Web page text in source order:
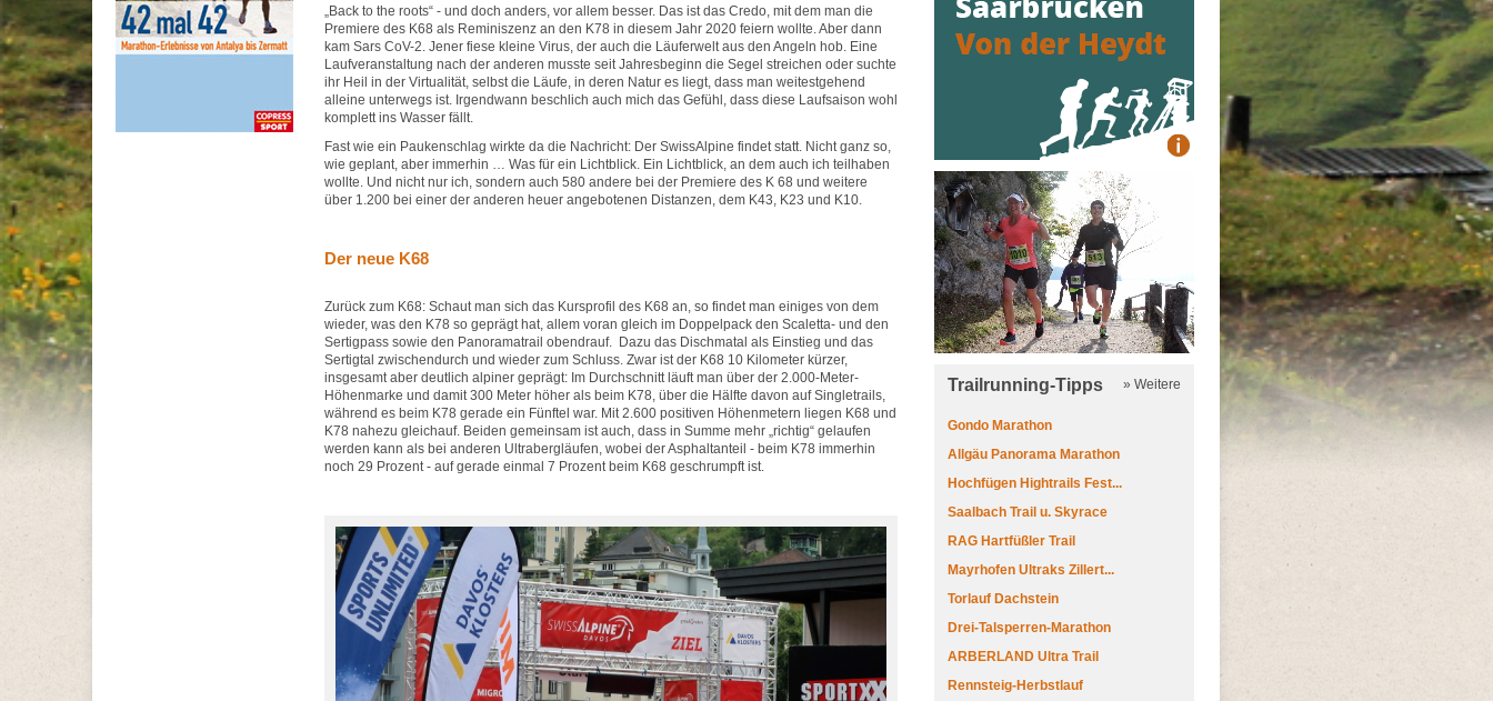
„Back to the roots“ - und doch anders, vor allem besser. Das ist das Credo, mit dem man die
Premiere des K68 als Reminiszenz an den K78 in diesem Jahr 2020 feiern wollte. Aber dann
kam Sars CoV-2. Jener fiese kleine Virus, der auch die Läuferwelt aus den Angeln hob. Eine
Laufveranstaltung nach der anderen musste seit Jahresbeginn die Segel streichen oder suchte
ihr Heil in der Virtualität, selbst die Läufe, in deren Natur es liegt, dass man weitestgehend
alleine unterwegs ist. Irgendwann beschlich auch mich das Gefühl, dass diese Laufsaison wohl
komplett ins Wasser fällt.
Fast wie ein Paukenschlag wirkte da die Nachricht: Der SwissAlpine findet statt. Nicht ganz so,
wie geplant, aber immerhin … Was für ein Lichtblick. Ein Lichtblick, an dem auch ich teilhaben
wollte. Und nicht nur ich, sondern auch 580 andere bei der Premiere des K 68 und weitere
über 1.200 bei einer der anderen heuer angebotenen Distanzen, dem K43, K23 und K10.
Der neue K68
Zurück zum K68: Schaut man sich das Kursprofil des K68 an, so findet man einiges von dem
wieder, was den K78 so geprägt hat, allem voran gleich im Doppelpack den Scaletta- und den
Sertigpass sowie den Panoramatrail obendrauf. Dazu das Dischmatal als Einstieg und das
Sertigtal zwischendurch und wieder zum Schluss. Zwar ist der K68 10 Kilometer kürzer,
insgesamt aber deutlich alpiner geprägt: Im Durchschnitt läuft man über der 2.000-Meter-
Höhenmarke und damit 300 Meter höher als beim K78, über die Hälfte davon auf Singletrails,
während es beim K78 gerade ein Fünftel war. Mit 2.600 positiven Höhenmetern liegen K68 und
K78 nahezu gleichauf. Beiden gemeinsam ist auch, dass in Summe mehr „richtig“ gelaufen
werden kann als bei anderen Ultrabergläufen, wobei der Asphaltanteil - beim K78 immerhin
noch 29 Prozent - auf gerade einmal 7 Prozent beim K68 geschrumpft ist.
Trailrunning-Tipps » Weitere
Gondo Marathon
Allgäu Panorama Marathon
Hochfügen Hightrails Fest...
Saalbach Trail u. Skyrace
RAG Hartfüßler Trail
Mayrhofen Ultraks Zillert...
Torlauf Dachstein
Drei-Talsperren-Marathon
ARBERLAND Ultra Trail
Rennsteig-Herbstlauf